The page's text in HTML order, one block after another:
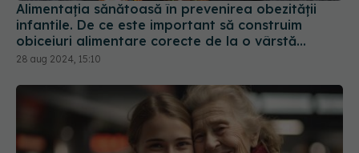
Alimentația sănătoasă în prevenirea obezității
infantile. De ce este important să construim
obiceiuri alimentare corecte de la o vârstă
fragedă
28 aug 2024, 15:10